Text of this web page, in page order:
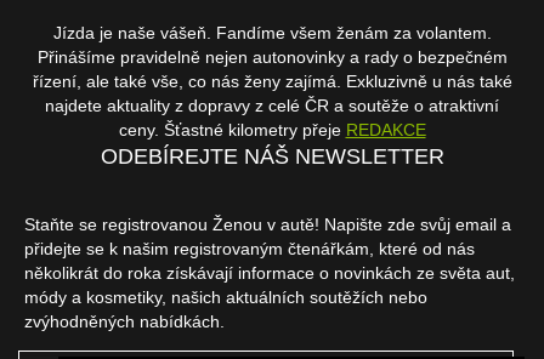
Jízda je naše vášeň. Fandíme všem ženám za volantem.
Přinášíme pravidelně nejen autonovinky a rady o bezpečném
řízení, ale také vše, co nás ženy zajímá. Exkluzivně u nás také
najdete aktuality z dopravy z celé ČR a soutěže o atraktivní
ceny. Šťastné kilometry přeje REDAKCE
ODEBÍREJTE NÁŠ NEWSLETTER
Staňte se registrovanou Ženou v autě! Napište zde svůj email a
přidejte se k našim registrovaným čtenářkám, které od nás
několikrát do roka získávají informace o novinkách ze světa aut,
módy a kosmetiky, našich aktuálních soutěžích nebo
zvýhodněných nabídkách.